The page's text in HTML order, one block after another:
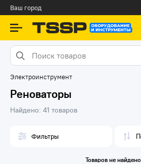
Алматы
Электроинструмент
Реноваторы
Найдено: 41 товаров
Фильтры
Товаров не найдено